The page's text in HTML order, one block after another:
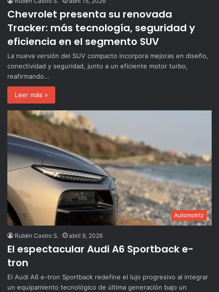
Chevrolet presenta su renovada
Tracker: más tecnología, seguridad y
eficiencia en el segmento SUV
La nueva versión del SUV compacto incorpora mejoras en diseño,
conectividad y seguridad, junto a un eficiente motor turbo,
reafirmando…
Leer más »
Automotriz
Rubén Castro S. abril 9, 2026
El espectacular Audi A6 Sportback e-
tron
El Audi A6 e-tron Sportback redefine el lujo progresivo al integrar
un equipamiento tecnológico de última generación bajo un